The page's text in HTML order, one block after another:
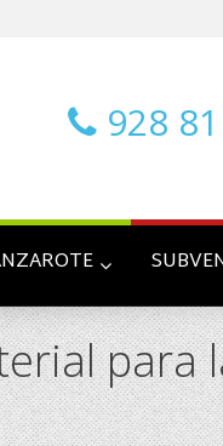
928
para